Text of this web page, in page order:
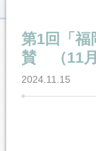
第1回「
賛 （11月
2024.11.15